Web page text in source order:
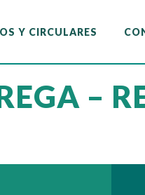
Y CIRCULARES
–